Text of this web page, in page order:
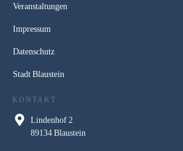
Veranstaltungen
Impressum
Datenschutz
Stadt Blaustein
KONTAKT
Lindenhof 2
89134 Blaustein